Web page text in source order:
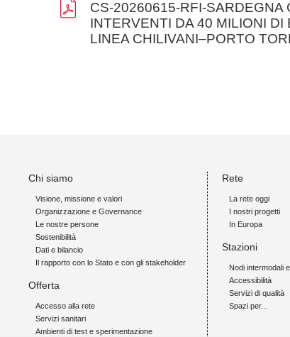
CS-20260615-RFI-SARDEGNA
INTERVENTI DA 40 MILIONI DI
LINEA CHILIVANI–PORTO
Chi siamo
Visione, missione e valori
Organizzazione e Governance
Le nostre persone
Sostenibilità
Dati e bilancio
Il rapporto con lo Stato e con gli stakeholder
Offerta
Accesso alla rete
Servizi sanitari
Ambienti di test e sperimentazione
Rete
La rete oggi
I nostri progetti
In Europa
Stazioni
Nodi intermodali
Accessibilità
Servizi di qualità
Spazi per...